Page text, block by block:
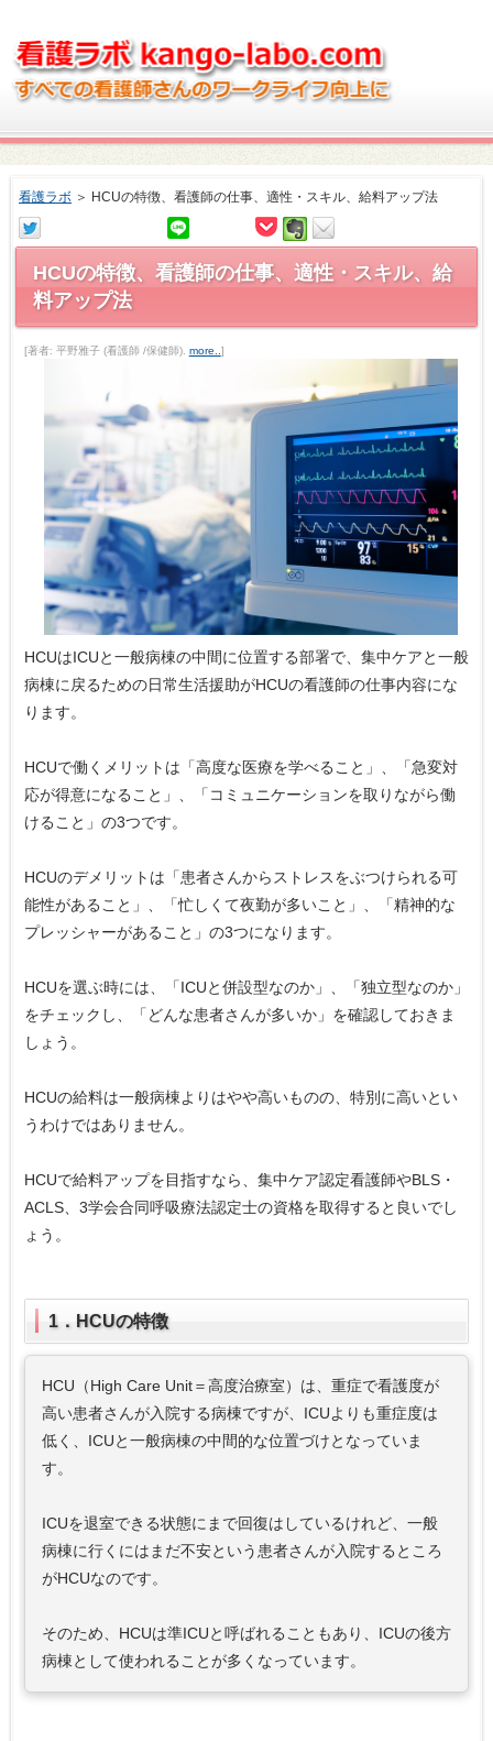
看護ラボ ＞ HCUの特徴、看護師の仕事、適性・スキル、給料アップ法
HCUの特徴、看護師の仕事、適性・スキル、給
料アップ法
[著者: 平野雅子 (看護師 /保健師). more.. ]
HCUはICUと一般病棟の中間に位置する部署で、集中ケアと一般
病棟に戻るための日常生活援助がHCUの看護師の仕事内容にな
ります。
HCUで働くメリットは「高度な医療を学べること」、「急変対
応が得意になること」、「コミュニケーションを取りながら働
けること」の3つです。
HCUのデメリットは「患者さんからストレスをぶつけられる可
能性があること」、「忙しくて夜勤が多いこと」、「精神的な
プレッシャーがあること」の3つになります。
HCUを選ぶ時には、「ICUと併設型なのか」、「独立型なのか」
をチェックし、「どんな患者さんが多いか」を確認しておきま
しょう。
HCUの給料は一般病棟よりはやや高いものの、特別に高いとい
うわけではありません。
HCUで給料アップを目指すなら、集中ケア認定看護師やBLS・
ACLS、3学会合同呼吸療法認定士の資格を取得すると良いでし
ょう。
1．HCUの特徴
HCU（High Care Unit＝高度治療室）は、重症で看護度が
高い患者さんが入院する病棟ですが、ICUよりも重症度は
低く、ICUと一般病棟の中間的な位置づけとなっていま
す。
ICUを退室できる状態にまで回復はしているけれど、一般
病棟に行くにはまだ不安という患者さんが入院するところ
がHCUなのです。
そのため、HCUは準ICUと呼ばれることもあり、ICUの後方
病棟として使われることが多くなっています。